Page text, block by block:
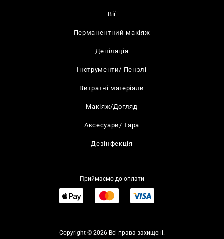
Вії
Перманентний макіяж
Депіляція
Інструменти/ Пензлі
Витратні матеріали
Макіяж/Догляд
Аксесуари/ Тара
Дезінфекція
Приймаємо до оплати
Copyright © 2026 Всі права захищені.